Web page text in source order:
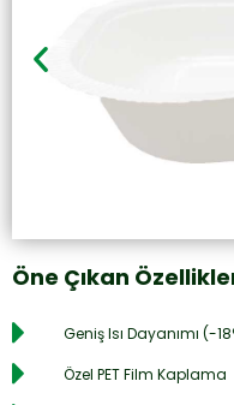
Öne Çıkan
Geniş Isı Dayanımı (-
Özel PET Film Kaplama